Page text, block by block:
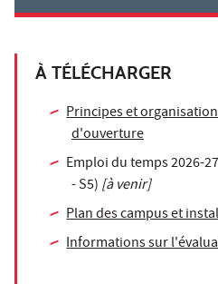
À TÉLÉCHARGER
Principes et
d'ouverture
Emploi du temps 2026-
- S5) [à venir]
Plan des campus et
Informations sur